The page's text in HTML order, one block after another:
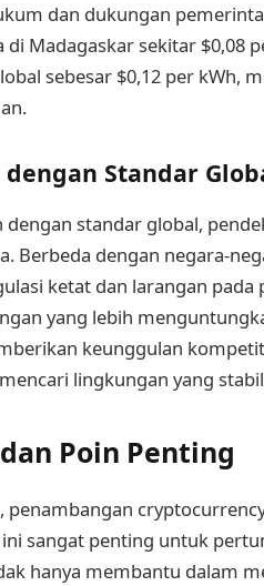
dan dukungan
Madagaskar sekitar $0,08
sebesar $0,12 per kWh,
Standar
dengan standar global,
Berbeda dengan negara-
ketat dan larangan
yang lebih
keunggulan
lingkungan yang
Poin Penting
penambangan
sangat penting untuk
hanya membantu dalam